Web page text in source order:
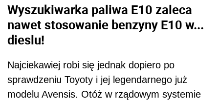
Wyszukiwarka paliwa E10 zaleca
nawet stosowanie benzyny E10 w...
dieslu!
Najciekawiej robi się jednak dopiero po
sprawdzeniu Toyoty i jej legendarnego już
modelu Avensis. Otóż w rządowym systemie